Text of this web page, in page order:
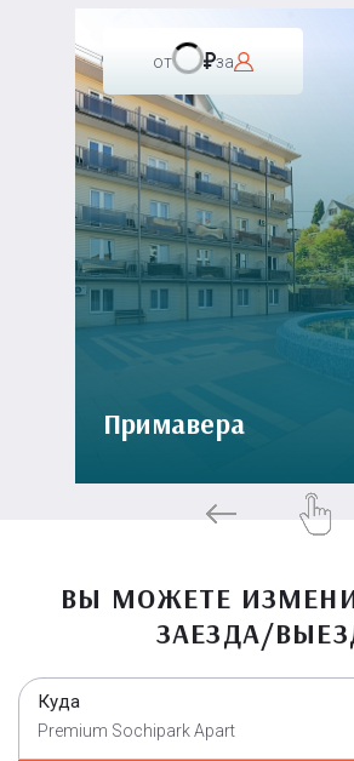
от за
Примавера
ВЫ МОЖЕТЕ
ЗАЕЗДА/
Куда
Premium Sochipark Apart